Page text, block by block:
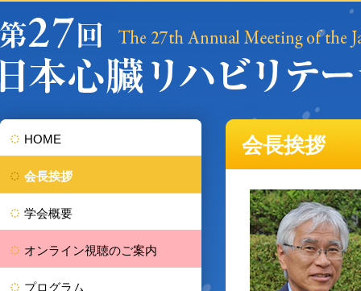
HOME
会長挨拶
学会概要
オンライン視聴のご案内
プログラム
会長挨拶